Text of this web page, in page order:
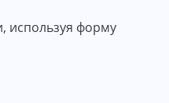
используя форму